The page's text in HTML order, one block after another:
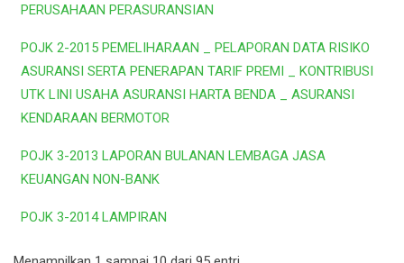
PERUSAHAAN PERASURANSIAN
POJK 2-2015 PEMELIHARAAN _ PELAPORAN DATA RISIKO
ASURANSI SERTA PENERAPAN TARIF PREMI _ KONTRIBUSI
UTK LINI USAHA ASURANSI HARTA BENDA _ ASURANSI
KENDARAAN BERMOTOR
POJK 3-2013 LAPORAN BULANAN LEMBAGA JASA
KEUANGAN NON-BANK
POJK 3-2014 LAMPIRAN